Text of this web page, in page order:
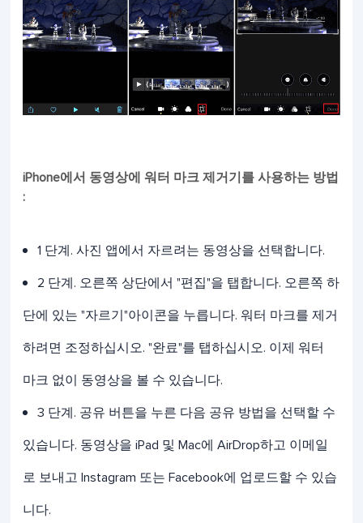
iPhone에서 동영상에 워터 마크 제거기를 사용하는 방법
:
1 단계. 사진 앱에서 자르려는 동영상을 선택합니다.
2 단계. 오른쪽 상단에서 "편집"을 탭합니다. 오른쪽 하
단에 있는 "자르기"아이콘을 누릅니다. 워터 마크를 제거
하려면 조정하십시오. "완료"를 탭하십시오. 이제 워터
마크 없이 동영상을 볼 수 있습니다.
3 단계. 공유 버튼을 누른 다음 공유 방법을 선택할 수
있습니다. 동영상을 iPad 및 Mac에 AirDrop하고 이메일
로 보내고 Instagram 또는 Facebook에 업로드할 수 있습
니다.